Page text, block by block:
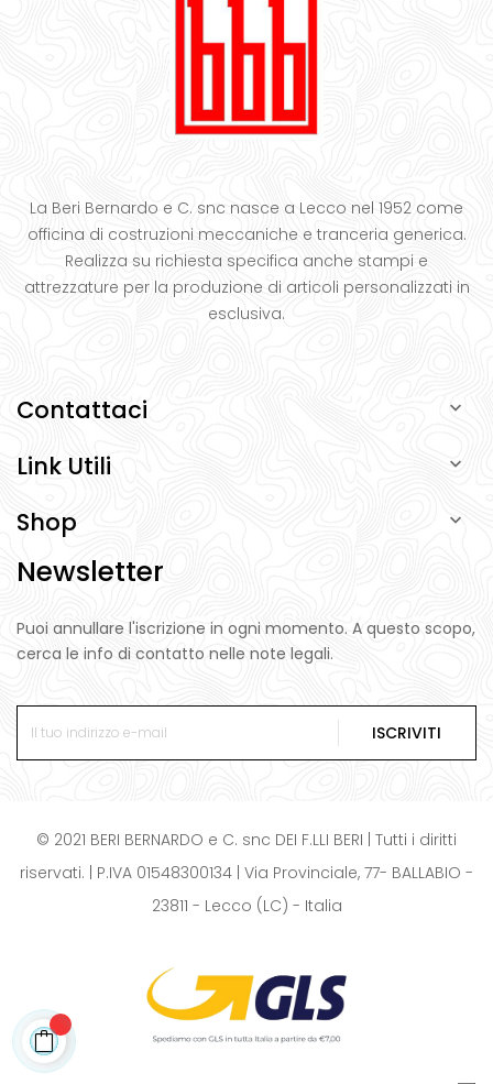
La Beri Bernardo e C. snc nasce a Lecco nel 1952 come
officina di costruzioni meccaniche e tranceria generica.
Realizza su richiesta specifica anche stampi e
attrezzature per la produzione di articoli personalizzati in
esclusiva.
Contattaci 
Link Utili 
Shop 
Newsletter
Puoi annullare l'iscrizione in ogni momento. A questo scopo,
cerca le info di contatto nelle note legali.
ISCRIVITI
© 2021 BERI BERNARDO e C. snc DEI F.LLI BERI | Tutti i diritti
riservati. | P.IVA 01548300134 | Via Provinciale, 77- BALLABIO -
23811 - Lecco (LC) - Italia